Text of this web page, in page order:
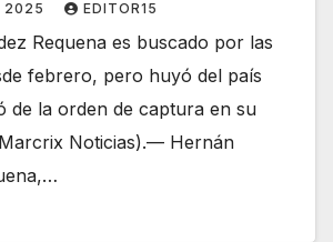
2025 EDITOR15
Requena es buscado por las
febrero, pero huyó del país
de la orden de captura en su
Noticias).— Hernán